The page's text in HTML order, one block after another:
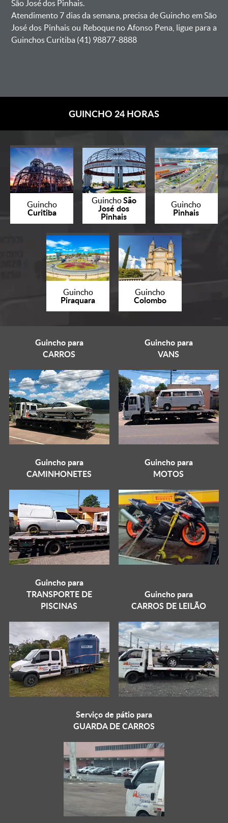
São José dos Pinhais.
Atendimento 7 dias da semana, precisa de Guincho em São
José dos Pinhais ou Reboque no Afonso Pena, ligue para a
Guinchos Curitiba (41) 98877-8888
GUINCHO 24 HORAS
Guincho
Curitiba
GuinchoSão
José dos
Pinhais
Guincho
Pinhais
Guincho
Piraquara
Guincho
Colombo
Guincho para
CARROS
Guincho para
VANS
Guincho para
CAMINHONETES
Guincho para
MOTOS
Guincho para
TRANSPORTE DE
PISCINAS
Guincho para
CARROS DE LEILÃO
Serviço de pátio para
GUARDA DE CARROS